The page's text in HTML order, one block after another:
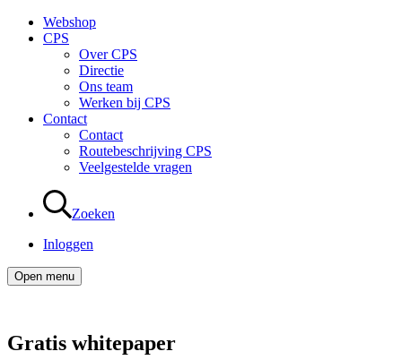
Webshop
CPS
Over CPS
Directie
Ons team
Werken bij CPS
Contact
Contact
Routebeschrijving CPS
Veelgestelde vragen
Zoeken
Inloggen
Open menu
Gratis whitepaper